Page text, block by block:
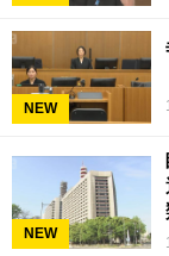
NEW
NEW